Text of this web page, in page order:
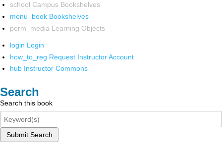
school Campus Bookshelves
menu_book Bookshelves
perm_media Learning Objects
login Login
how_to_reg Request Instructor Account
hub Instructor Commons
Search
Search this book
Submit Search